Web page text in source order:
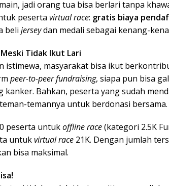
jadi orang tua bisa berlari tanpa
peserta virtual race: gratis biaya
beli jerseydan medali sebagai kenang-
Tidak Ikut Lari
istimewa, masyarakat bisa ikut
peer-to-peer fundraising, siapa pun bisa
kanker. Bahkan, peserta yang sudah
temannya untuk berdonasi bersama.
peserta untukoffline race(kategori 2.5K
untukvirtual race 21K. Dengan jumlah
bisa maksimal.